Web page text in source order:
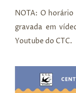
NOTA: O horário
gravada em
Youtube do CTC.